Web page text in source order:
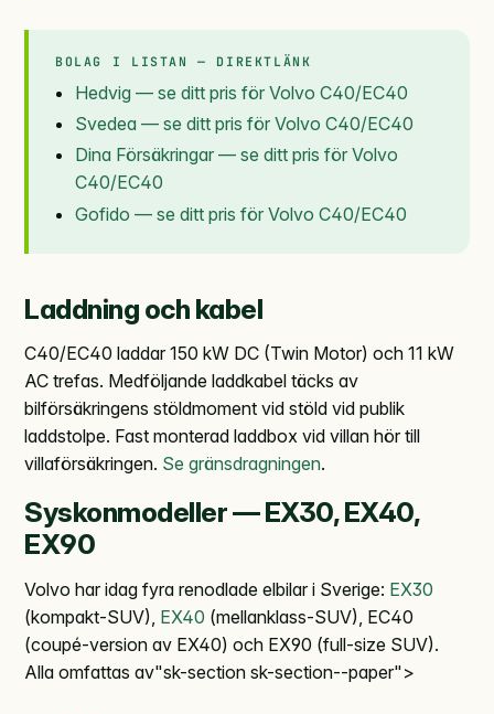
BOLAG I LISTAN — DIREKTLÄNK
Hedvig — se ditt pris för Volvo C40/EC40
Svedea — se ditt pris för Volvo C40/EC40
Dina Försäkringar — se ditt pris för Volvo
C40/EC40
Gofido — se ditt pris för Volvo C40/EC40
Laddning och kabel
C40/EC40 laddar 150 kW DC (Twin Motor) och 11 kW
AC trefas. Medföljande laddkabel täcks av
bilförsäkringens stöldmoment vid stöld vid publik
laddstolpe. Fast monterad laddbox vid villan hör till
villaförsäkringen. Se gränsdragningen.
Syskonmodeller — EX30, EX40,
EX90
Volvo har idag fyra renodlade elbilar i Sverige: EX30
(kompakt-SUV), EX40 (mellanklass-SUV), EC40
(coupé-version av EX40) och EX90 (full-size SUV).
Alla omfattas av"sk-section sk-section--paper">